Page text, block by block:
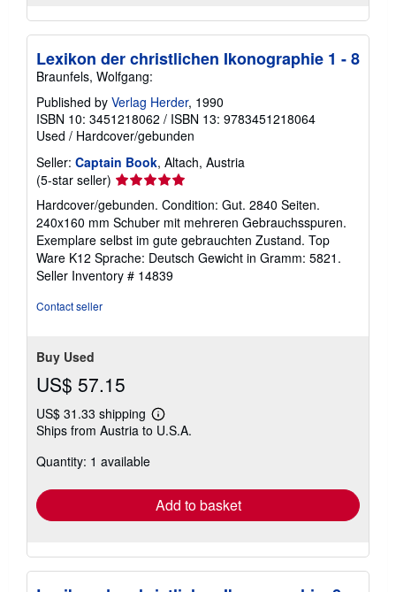
Lexikon der christlichen Ikonographie 1 - 8
Braunfels, Wolfgang:
Published by Verlag Herder, 1990
ISBN 10: 3451218062 / ISBN 13: 9783451218064
Used / Hardcover/gebunden
Seller: Captain Book, Altach, Austria
(5-star seller) Seller
rating
5
out
of
5
stars
Hardcover/gebunden. Condition: Gut. 2840 Seiten.
240x160 mm Schuber mit mehreren Gebrauchsspuren.
Exemplare selbst im gute gebrauchten Zustand. Top
Ware K12 Sprache: Deutsch Gewicht in Gramm: 5821.
Seller Inventory # 14839
Contact seller
Buy Used
US$ 57.15
US$ 31.33 shipping
Learn
more
Ships from Austria to U.S.A.
Quantity: 1 available
Add to basket